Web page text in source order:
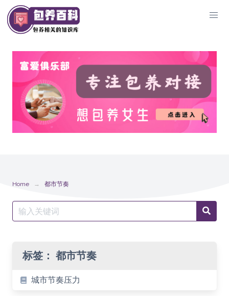
Skip
to
content
Home 都市节奏
Search
for:
标签： 都市节奏
城市节奏压力